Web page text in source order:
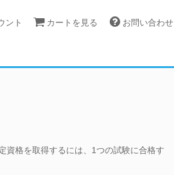
ント カートを見る お問い合わせ
資格を取得するには、1つの試験に合格す